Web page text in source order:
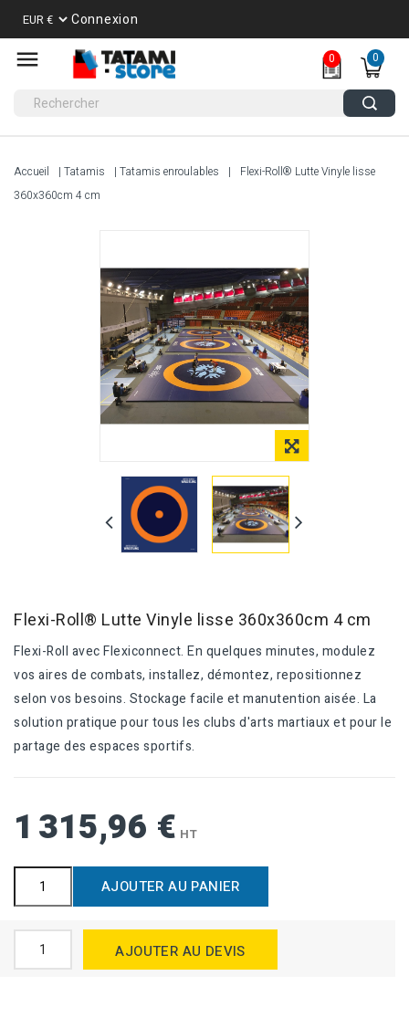
Connexion
0
0
Accueil Tatamis Tatamis enroulables
Flexi-Roll® Lutte Vinyle lisse
360x360cm 4 cm
Flexi-Roll® Lutte Vinyle lisse 360x360cm 4 cm
Flexi-Roll avec Flexiconnect. En quelques minutes, modulez
vos aires de combats, installez, démontez, repositionnez
selon vos besoins. Stockage facile et manutention aisée. La
solution pratique pour tous les clubs d'arts martiaux et pour le
partage des espaces sportifs.
1 315,96 € HT
AJOUTER AU PANIER
AJOUTER AU DEVIS